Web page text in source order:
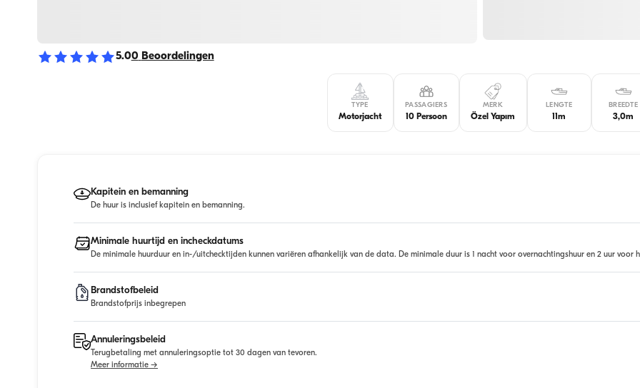
5.00 Beoordelingen
TYPE
Motorjacht
PASSAGIERS
10 Persoon
MERK
Özel Yapım
LENGTE
11m
BREEDTE
3,0m
Kapitein en bemanning
De huur is inclusief kapitein en bemanning.
Minimale huurtijd en incheckdatums
De minimale huurduur en in-/uitchecktijden kunnen variëren afhankelijk van de data. De minimale duur is 1 nacht voor overnachtingshuur en 2 uur voor
Brandstofbeleid
Brandstofprijs inbegrepen
Annuleringsbeleid
Terugbetaling met annuleringsoptie tot 30 dagen van tevoren.
Meer informatie →